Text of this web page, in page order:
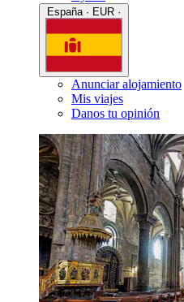
Anunciar alojamiento
Mis viajes
Danos tu opinión